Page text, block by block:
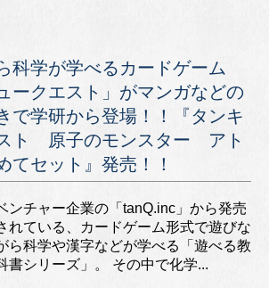
科学が学べるカードゲーム
ークエスト」がマンガなどの
で学研から登場！！『タンキ
ト 原子のモンスター アト
てセット』発売！！
ンチャー企業の「tanQ.inc」から発売
れている、カードゲーム形式で遊びな
ら科学や漢字などが学べる「遊べる教
書シリーズ」。 その中で化学...